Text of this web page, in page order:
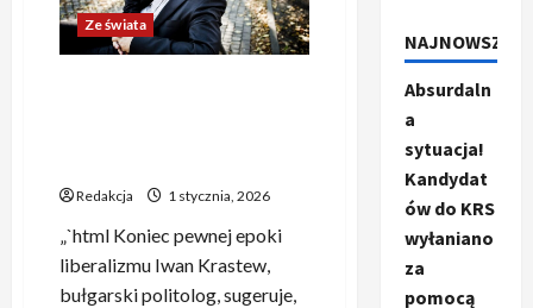
Ze świata
Redakcja 1 stycznia, 2026
„`html Koniec pewnej epoki
liberalizmu Iwan Krastew,
bułgarski politolog, sugeruje,
NAJNOWSZE
Absurdaln
a
sytuacja!
Kandydat
ów do KRS
wyłaniano
za
pomocą